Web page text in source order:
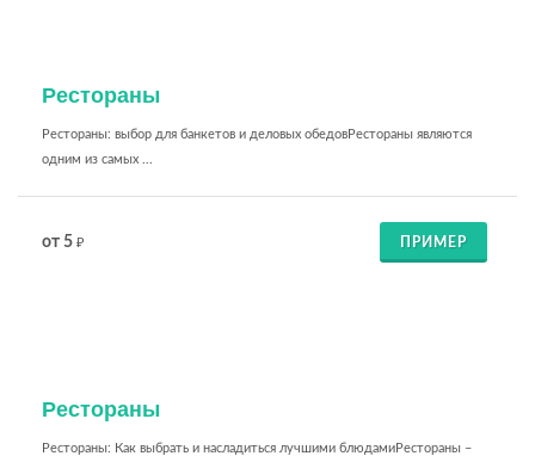
Рестораны
Рестораны: выбор для банкетов и деловых обедовРестораны являются
одним из самых ...
от 5 ₽ ПРИМЕР
Рестораны
Рестораны: Как выбрать и насладиться лучшими блюдамиРестораны –